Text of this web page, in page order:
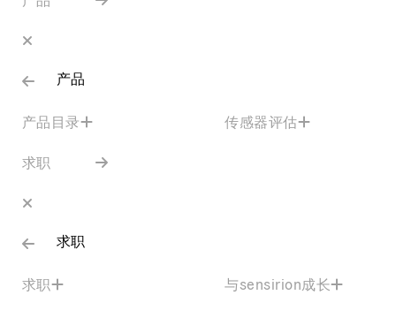
产品
产品目录 传感器评估
求职
求职
求职 与sensirion成长